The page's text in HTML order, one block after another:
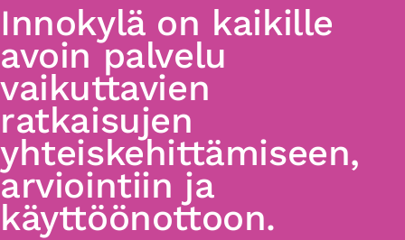
Innokylä on kaikille
avoin palvelu
vaikuttavien
ratkaisujen
yhteiskehittämiseen,
arviointiin ja
käyttöönottoon.